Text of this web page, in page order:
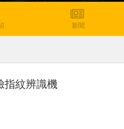
新聞
指紋辨識機